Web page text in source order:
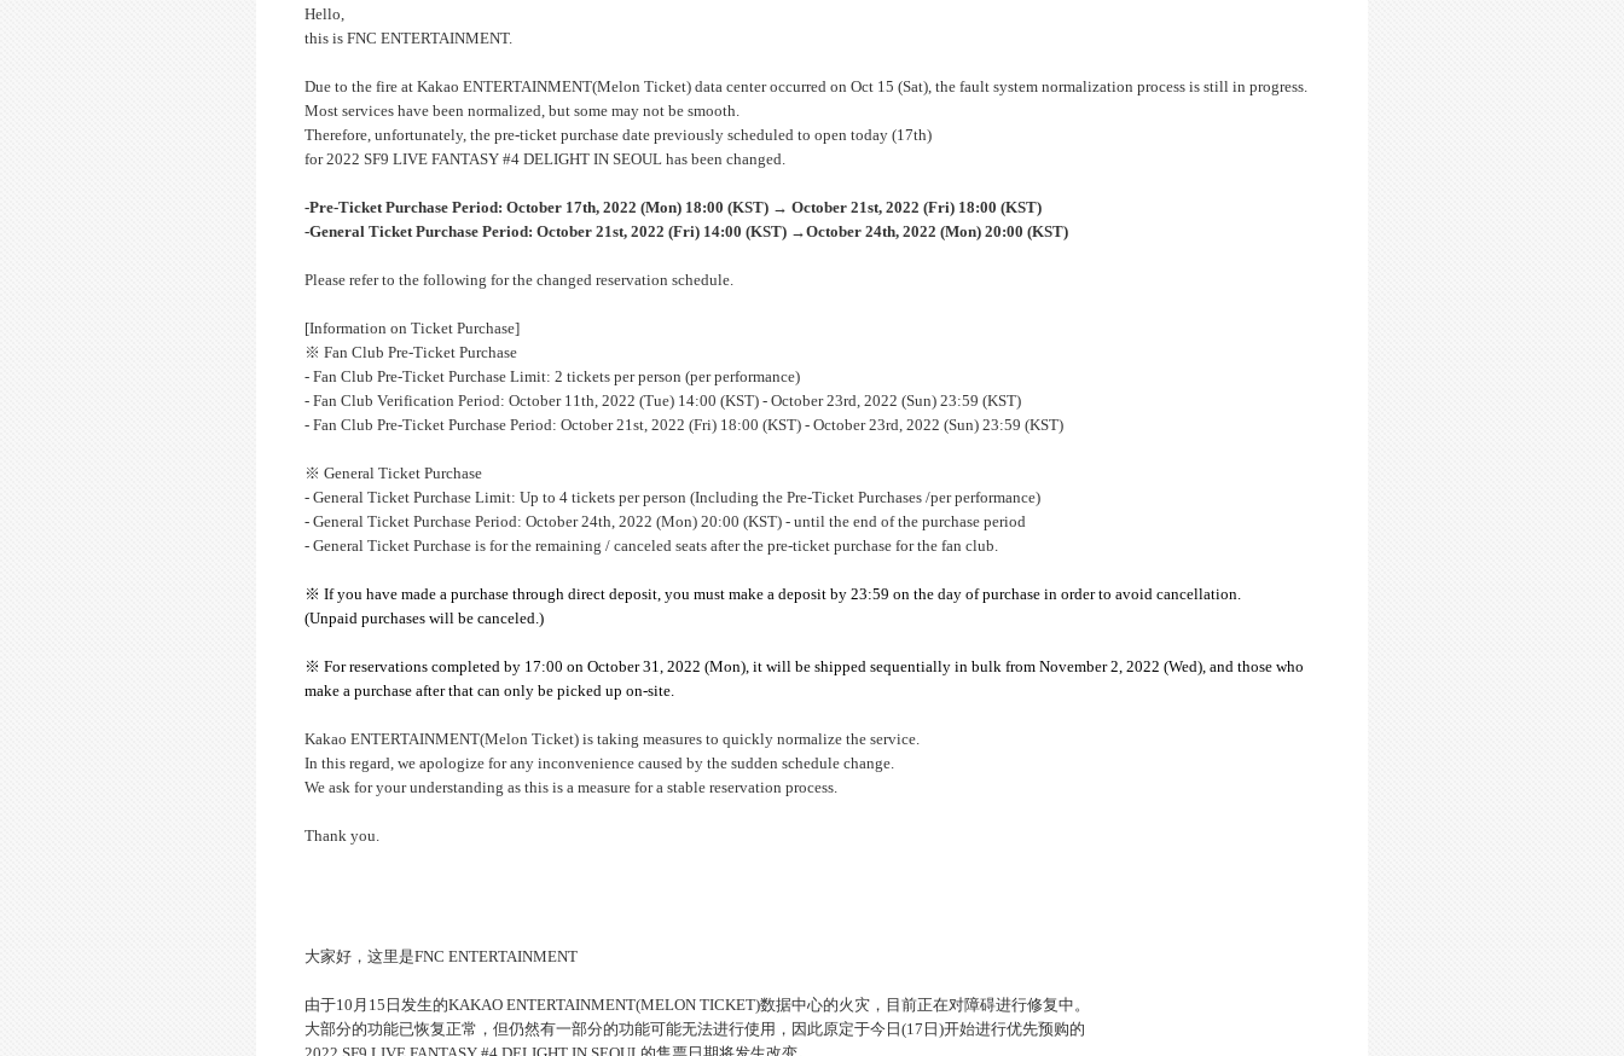
Hello,
this is FNC ENTERTAINMENT.
Due to the fire at Kakao ENTERTAINMENT(Melon Ticket) data center occurred on Oct 15 (Sat), the fault system normalization process is still in progress.
Most services have been normalized, but some may not be smooth.
Therefore, unfortunately, the pre-ticket purchase date previously scheduled to open today (17th)
for 2022 SF9 LIVE FANTASY #4 DELIGHT IN SEOUL has been changed.
-Pre-Ticket Purchase Period: October 17th, 2022 (Mon) 18:00 (KST) → October 21st, 2022 (Fri) 18:00 (KST)
-General Ticket Purchase Period: October 21st, 2022 (Fri) 14:00 (KST) →October 24th, 2022 (Mon) 20:00 (KST)
Please refer to the following for the changed reservation schedule.
[Information on Ticket Purchase]
※ Fan Club Pre-Ticket Purchase
- Fan Club Pre-Ticket Purchase Limit: 2 tickets per person (per performance)
- Fan Club Verification Period: October 11th, 2022 (Tue) 14:00 (KST) - October 23rd, 2022 (Sun) 23:59 (KST)
- Fan Club Pre-Ticket Purchase Period: October 21st, 2022 (Fri) 18:00 (KST) - October 23rd, 2022 (Sun) 23:59 (KST)
※ General Ticket Purchase
- General Ticket Purchase Limit: Up to 4 tickets per person (Including the Pre-Ticket Purchases /per performance)
- General Ticket Purchase Period: October 24th, 2022 (Mon) 20:00 (KST) - until the end of the purchase period
- General Ticket Purchase is for the remaining / canceled seats after the pre-ticket purchase for the fan club.
※ If you have made a purchase through direct deposit, you must make a deposit by 23:59 on the day of purchase in order to avoid cancellation.
(Unpaid purchases will be canceled.)
※ For reservations completed by 17:00 on October 31, 2022 (Mon), it will be shipped sequentially in bulk from November 2, 2022 (Wed), and those who
make a purchase after that can only be picked up on-site.
Kakao ENTERTAINMENT(Melon Ticket) is taking measures to quickly normalize the service.
In this regard, we apologize for any inconvenience caused by the sudden schedule change.
We ask for your understanding as this is a measure for a stable reservation process.
Thank you.
大家好，这里是FNC ENTERTAINMENT
由于10月15日发生的KAKAO ENTERTAINMENT(MELON TICKET)数据中心的火灾，目前正在对障碍进行修复中。
大部分的功能已恢复正常，但仍然有一部分的功能可能无法进行使用，因此原定于今日(17日)开始进行优先预购的